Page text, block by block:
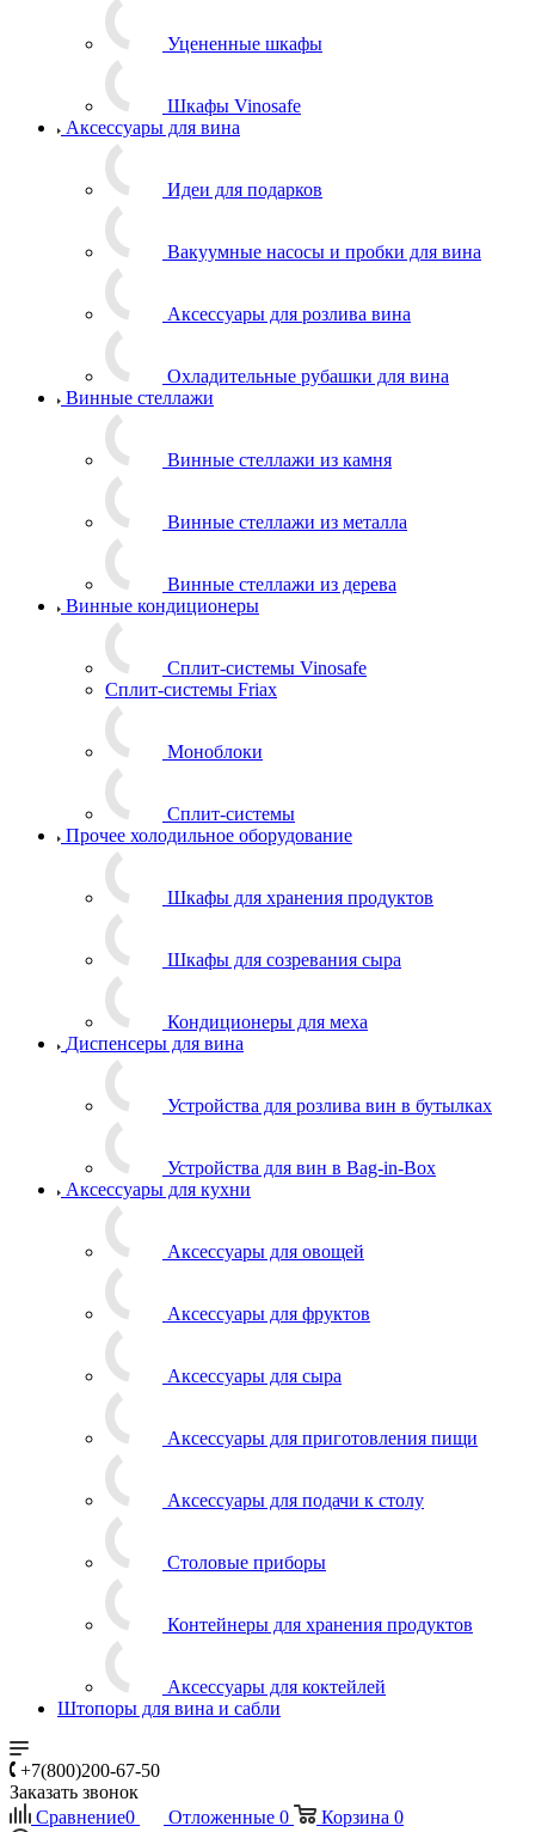
Уцененные шкафы
Шкафы Vinosafe
Аксессуары для вина
Идеи для подарков
Вакуумные насосы и пробки для вина
Аксессуары для розлива вина
Охладительные рубашки для вина
Винные стеллажи
Винные стеллажи из камня
Винные стеллажи из металла
Винные стеллажи из дерева
Винные кондиционеры
Сплит-системы Vinosafe
Сплит-системы Friax
Моноблоки
Сплит-системы
Прочее холодильное оборудование
Шкафы для хранения продуктов
Шкафы для созревания сыра
Кондиционеры для меха
Диспенсеры для вина
Устройства для розлива вин в бутылках
Устройства для вин в Bag-in-Box
Аксессуары для кухни
Аксессуары для овощей
Аксессуары для фруктов
Аксессуары для сыра
Аксессуары для приготовления пищи
Аксессуары для подачи к столу
Столовые приборы
Контейнеры для хранения продуктов
Аксессуары для коктейлей
Штопоры для вина и сабли
+7(800)200-67-50
Заказать звонок
Сравнение0 Отложенные 0 Корзина 0